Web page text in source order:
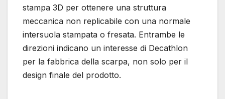
stampa 3D per ottenere una struttura
meccanica non replicabile con una normale
intersuola stampata o fresata. Entrambe le
direzioni indicano un interesse di Decathlon
per la fabbrica della scarpa, non solo per il
design finale del prodotto.